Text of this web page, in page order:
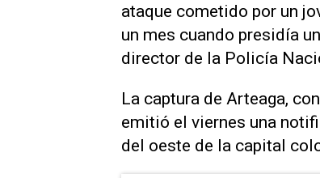
ataque cometido por un
un mes cuando presidía
director de la Policía
La captura de Arteaga,
emitió el viernes una
del oeste de la capital